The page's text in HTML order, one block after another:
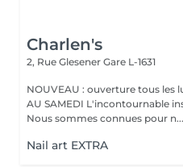
Charlen's
2, Rue Glesener Gare L-1631
NOUVEAU : ouverture tous les
AU SAMEDI L'incontournable institut de beauté à Luxembourg.
Nous sommes connues pour n...
Nail art EXTRA